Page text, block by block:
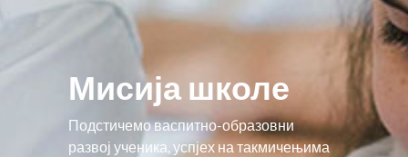
Мисија школе
Подстичемо васпитно-образовни
развој ученика, успјех на такмичењима